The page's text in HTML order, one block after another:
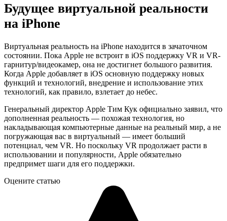
Будущее виртуальной реальности
на iPhone
Виртуальная реальность на iPhone находится в зачаточном
состоянии. Пока Apple не встроит в iOS поддержку VR и VR-
гарнитур/видеокамер, она не достигнет большого развития.
Когда Apple добавляет в iOS основную поддержку новых
функций и технологий, внедрение и использование этих
технологий, как правило, взлетает до небес.
Генеральный директор Apple Тим Кук официально заявил, что
дополненная реальность — похожая технология, но
накладывающая компьютерные данные на реальный мир, а не
погружающая вас в виртуальный — имеет больший
потенциал, чем VR. Но поскольку VR продолжает расти в
использовании и популярности, Apple обязательно
предпримет шаги для его поддержки.
Оцените статью